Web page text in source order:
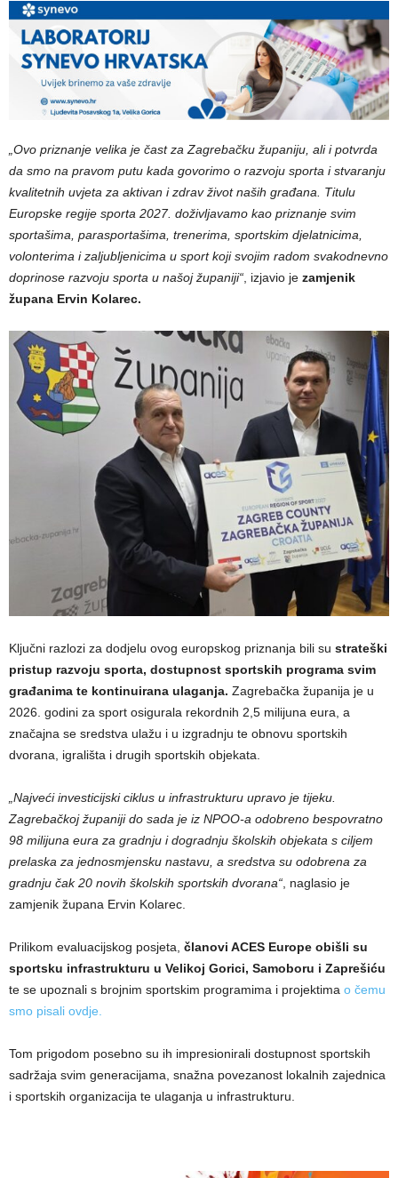
„Ovo priznanje velika je čast za Zagrebačku županiju, ali i potvrda
da smo na pravom putu kada govorimo o razvoju sporta i stvaranju
kvalitetnih uvjeta za aktivan i zdrav život naših građana. Titulu
Europske regije sporta 2027. doživljavamo kao priznanje svim
sportašima, parasportašima, trenerima, sportskim djelatnicima,
volonterima i zaljubljenicima u sport koji svojim radom svakodnevno
doprinose razvoju sporta u našoj županiji“ , izjavio je zamjenik
župana Ervin Kolarec.
Ključni razlozi za dodjelu ovog europskog priznanja bili su strateški
pristup razvoju sporta, dostupnost sportskih programa svim
građanima te kontinuirana ulaganja. Zagrebačka županija je u
2026. godini za sport osigurala rekordnih 2,5 milijuna eura, a
značajna se sredstva ulažu i u izgradnju te obnovu sportskih
dvorana, igrališta i drugih sportskih objekata.
„Najveći investicijski ciklus u infrastrukturu upravo je tijeku.
Zagrebačkoj županiji do sada je iz NPOO-a odobreno bespovratno
98 milijuna eura za gradnju i dogradnju školskih objekata s ciljem
prelaska za jednosmjensku nastavu, a sredstva su odobrena za
gradnju čak 20 novih školskih sportskih dvorana“ , naglasio je
zamjenik župana Ervin Kolarec.
Prilikom evaluacijskog posjeta, članovi ACES Europe obišli su
sportsku infrastrukturu u Velikoj Gorici, Samoboru i Zaprešiću
te se upoznali s brojnim sportskim programima i projektima o čemu
smo pisali ovdje.
Tom prigodom posebno su ih impresionirali dostupnost sportskih
sadržaja svim generacijama, snažna povezanost lokalnih zajednica
i sportskih organizacija te ulaganja u infrastrukturu.